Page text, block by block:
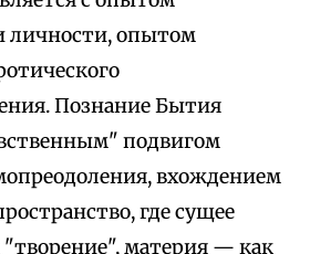
личности, опытом
Познание Бытия
подвигом
вхождением
где сущее
"творение", материя — как